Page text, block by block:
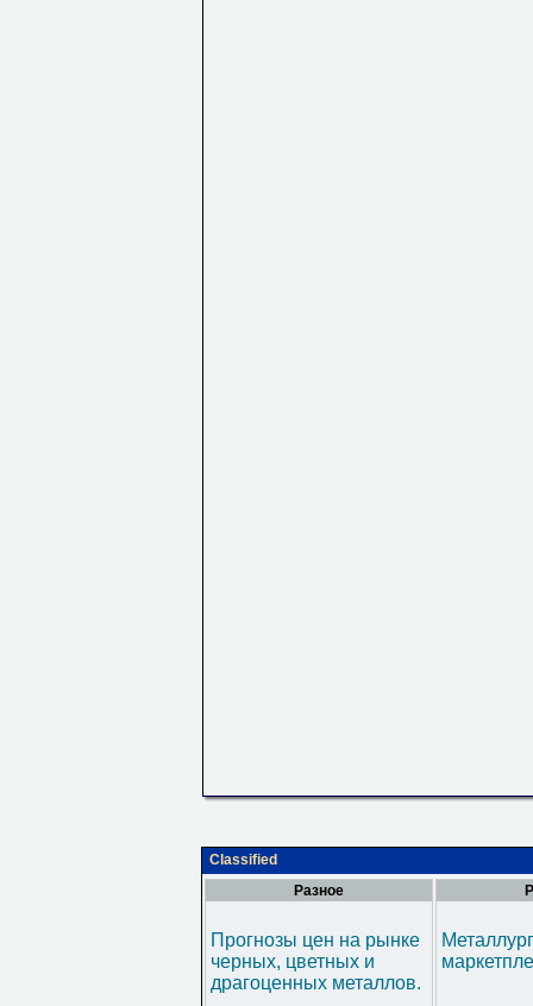
Classified
Разное
Прогнозы цен на рынке
черных, цветных и
драгоценных металлов.